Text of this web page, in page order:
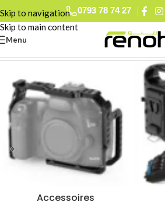
Skip to navigation
Skip to main content
Menu
Accessoires